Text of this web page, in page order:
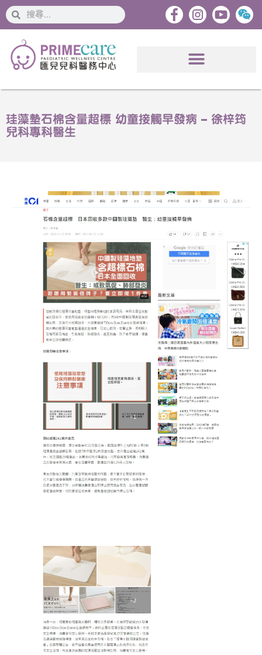
搜
索
搜
索
珪藻墊石棉含量超標 幼童接觸早發病 – 徐梓筠
兒科專科醫生